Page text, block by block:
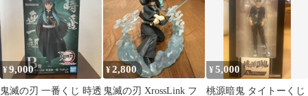
¥9,000
鬼滅の刃 一番くじ 時透
¥2,800
鬼滅の刃 XrossLink フ
¥5,000
桃源暗鬼 タイトーくじ